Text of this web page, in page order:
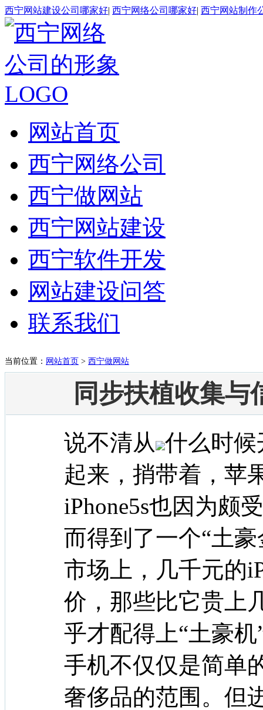
西宁网站建设公司哪家好| 西宁网络公司哪家好| 西宁网站制作
网站首页
西宁网络公司
西宁做网站
西宁网站建设
西宁软件开发
网站建设问答
联系我们
当前位置： 网站首页 > 西宁做网站
同步扶植收集与
说不清从 什么时候
起来，捎带着，苹
iPhone5s也因为颇
而得到了一个“土
市场上，几千元的
价，那些比它贵上
乎才配得上“土豪
手机不仅仅是简单
奢侈品的范围。但